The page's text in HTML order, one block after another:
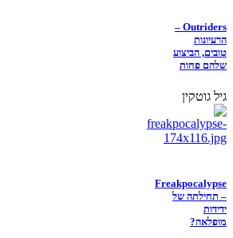
Outriders –
הרעיונות
טובים, הביצוע
שלהם פחות
גיל גוטקין
Freakpocalypse
– תחילתה של
ידידות
מופלאה?